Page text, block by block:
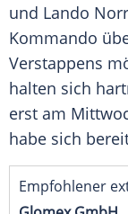
und Lando
Kommando
Verstappens
halten sich
erst am
habe sich
Empfohlener